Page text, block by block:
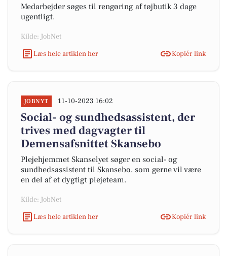
Medarbejder søges til rengøring af tøjbutik 3 dage
ugentligt.
Kilde: JobNet
Læs hele artiklen her
Kopiér link
JOBNYT 11-10-2023 16:02
Social- og sundhedsassistent, der
trives med dagvagter til
Demensafsnittet Skansebo
Plejehjemmet Skanselyet søger en social- og
sundhedsassistent til Skansebo, som gerne vil være
en del af et dygtigt plejeteam.
Kilde: JobNet
Læs hele artiklen her
Kopiér link